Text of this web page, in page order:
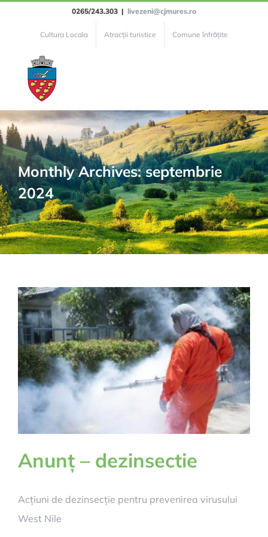
0265/243.303 | livezeni@cjmures.ro
Cultura Locala Atracții turistice Comune înfrățite
Monthly Archives:septembrie
2024
Anunț – dezinsectie
Acțiuni de dezinsecție pentru prevenirea virusului
West Nile